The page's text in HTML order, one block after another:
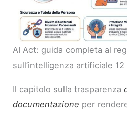
AI Act: guida completa al
sull’intelligenza artificiale 12
Il capitolo sulla trasparenza
documentazione per